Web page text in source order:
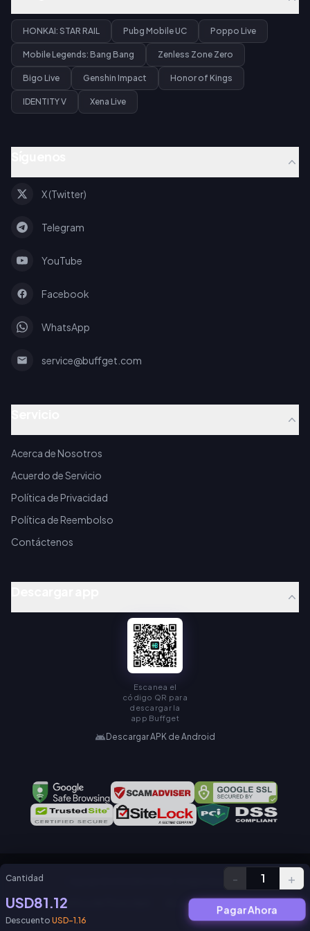
HONKAI: STAR RAIL Pubg Mobile UC Poppo Live
Mobile Legends: Bang Bang Zenless Zone Zero
Bigo Live Genshin Impact Honor of Kings
IDENTITY V Xena Live
X (Twitter)
Telegram
YouTube
Facebook
WhatsApp
service@buffget.com
Acerca de Nosotros
Acuerdo de Servicio
Política de Privacidad
Política de Reembolso
Contáctenos
Escanea el
código QR para
descargar la
app Buffget
Descargar APK de Android
Copyright © KAMIAGEN LIMITED. All Rights Reserved.
Política de Privacidad Acuerdo de Servicio
Cantidad - 1 +
USD81.12
Descuento USD-1.16
Pagar Ahora